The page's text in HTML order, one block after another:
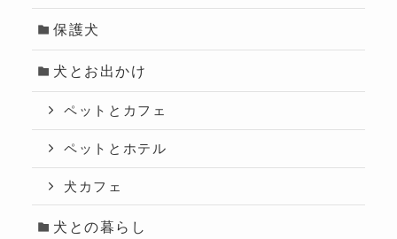
保護犬
犬とお出かけ
ペットとカフェ
ペットとホテル
犬カフェ
犬との暮らし